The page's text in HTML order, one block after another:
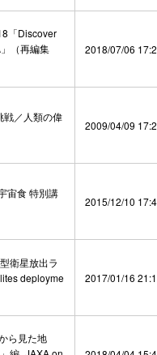
「Discover
（再編集
2018/07/06
戦／人類の偉
2009/04/09
宙食 特別講
2015/12/10
衛星放出ラ
deployme
2017/01/16
ら見た地